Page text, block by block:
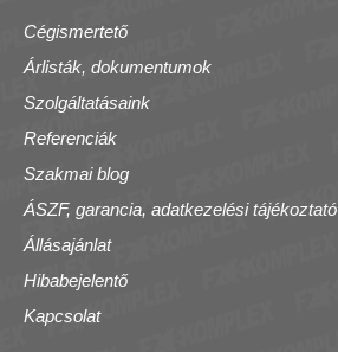
Cégismertető
Árlisták, dokumentumok
Szolgáltatásaink
Referenciák
Szakmai blog
ÁSZF, garancia, adatkezelési tájékoztató
Állásajánlat
Hibabejelentő
Kapcsolat